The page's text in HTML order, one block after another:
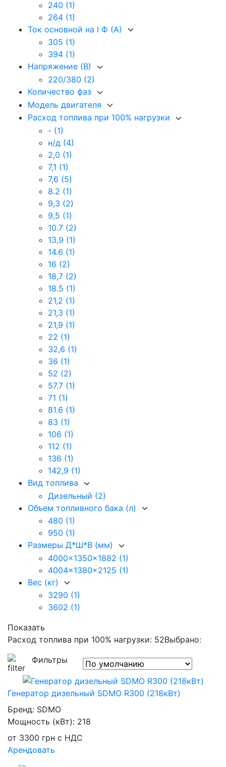
240 (1)
264 (1)
Ток основной на I Ф (А)
305 (1)
394 (1)
Напряжение (В)
220/380 (2)
Количество фаз
Модель двигателя
Расход топлива при 100% нагрузки
- (1)
н/д (4)
2,0 (1)
7,1 (1)
7,6 (5)
8.2 (1)
9,3 (2)
9,5 (1)
10.7 (2)
13,9 (1)
14.6 (1)
16 (2)
18,7 (2)
18.5 (1)
21,2 (1)
21,3 (1)
21,9 (1)
22 (1)
32,6 (1)
36 (1)
52 (2)
57.7 (1)
71 (1)
81.6 (1)
83 (1)
106 (1)
112 (1)
136 (1)
142,9 (1)
Вид топлива
Дизельный (2)
Объем топливного бака (л)
480 (1)
950 (1)
Размеры Д*Ш*В (мм)
4000x1350x1882 (1)
4004x1380x2125 (1)
Вес (кг)
3290 (1)
3602 (1)
Показать
Расход топлива при 100% нагрузки: 52Выбрано:
Фильтры
Генератор дизельный SDMO R300 (218кВт)
Бренд: SDMO
Мощность (кВт): 218
от 3300 грн с НДС
Арендовать